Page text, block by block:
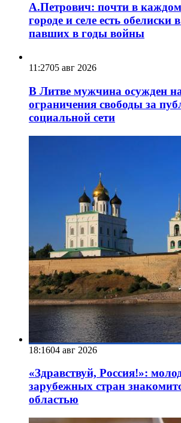
А.Петрович: почти в
городе и селе есть обелиски
павших в годы войны
11:2705 авг 2026
В Литве мужчина осужден
ограничения свободы за
социальной сети
18:1604 авг 2026
«Здравствуй, Россия!»:
зарубежных стран
областью